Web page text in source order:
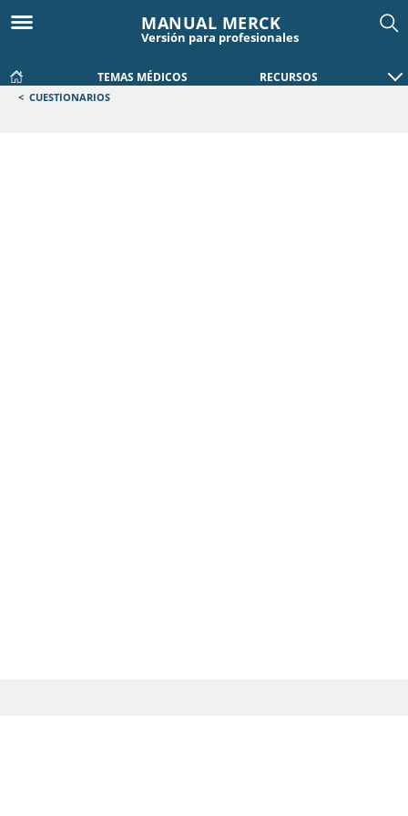
MANUAL MERCK
Versión para profesionales
TEMAS MÉDICOS RECURSOS
< CUESTIONARIOS